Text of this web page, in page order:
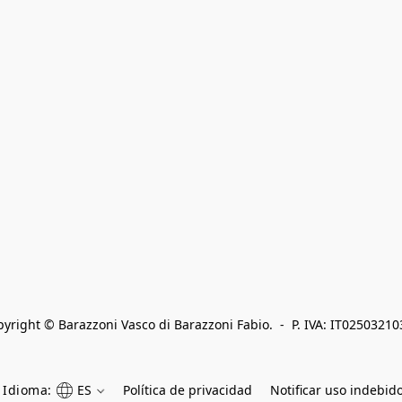
© Barazzoni Vasco di Barazzoni Fabio.  -  P. IVA:
Idioma: ES Política de privacidad Notificar uso